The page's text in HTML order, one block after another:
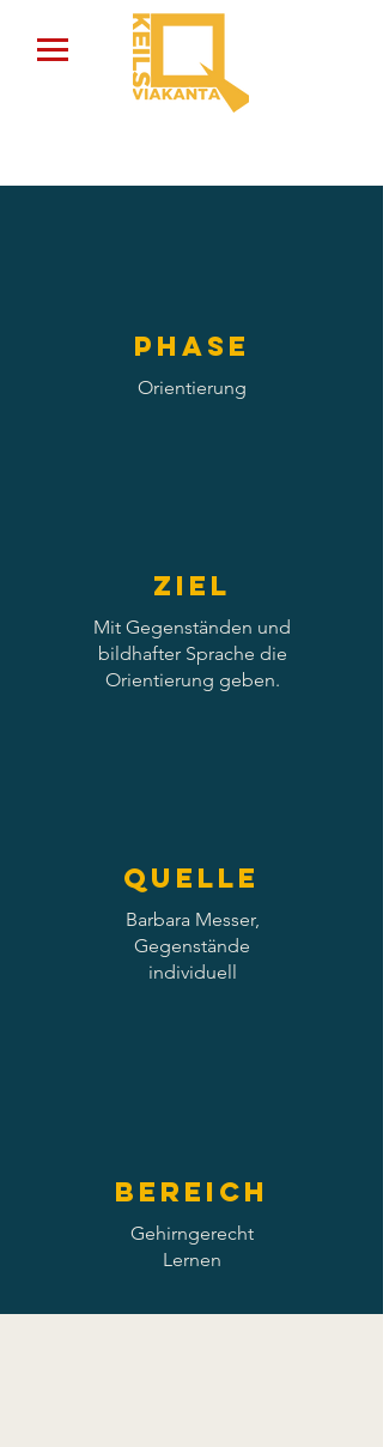
Phase
Orientierung
Ziel
Mit Gegenständen und
bildhafter Sprache die
Orientierung geben.
Quelle
Barbara Messer,
Gegenstände
individuell
Bereich
Gehirngerecht
Lernen